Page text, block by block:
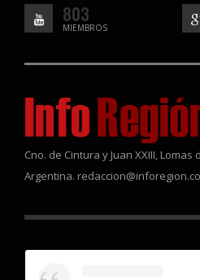
803
MIEMBROS
Cno. de Cintura y Juan XXIII, Lomas
Argentina.